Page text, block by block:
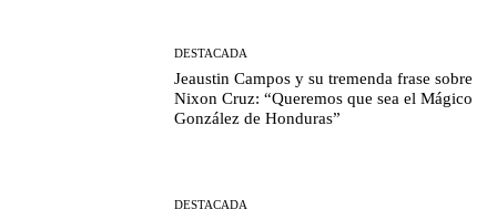
DESTACADA
Jeaustin Campos y su tremenda frase sobre
Nixon Cruz: “Queremos que sea el Mágico
González de Honduras”
DESTACADA